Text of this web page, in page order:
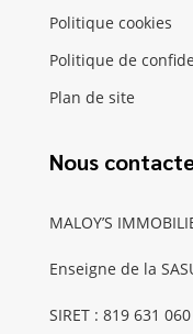
Politique cookies
Politique de
Plan de site
Nous
MALOY’S
Enseigne de la
SIRET : 819 631